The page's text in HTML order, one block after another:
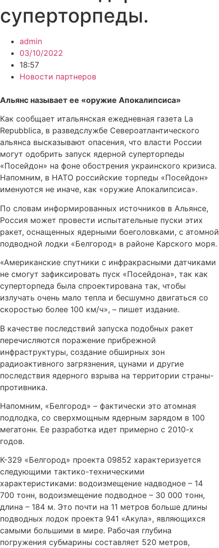
суперторпеды.
admin
03/10/2022
18:57
Новости партнеров
Альянс называет ее «оружие Апокалипсиса»
Как сообщает итальянская ежедневная газета La
Repubblica, в разведслужбе Североатлантического
альянса высказывают опасения, что власти России
могут одобрить запуск ядерной суперторпеды
«Посейдон» на фоне обострения украинского кризиса.
Напомним, в НАТО российские торпеды «Посейдон»
именуются не иначе, как «оружие Апокалипсиса».
По словам информированных источников в Альянсе,
Россия может провести испытательные пуски этих
ракет, оснащенных ядерными боеголовками, с атомной
подводной лодки «Белгород» в районе Карского моря.
«Американские спутники с инфракрасными датчиками
не смогут зафиксировать пуск «Посейдона», так как
суперторпеда была спроектирована так, чтобы
излучать очень мало тепла и бесшумно двигаться со
скоростью более 100 км/ч», – пишет издание.
В качестве последствий запуска подобных ракет
перечисляются поражение прибрежной
инфраструктуры, создание обширных зон
радиоактивного загрязнения, цунами и другие
последствия ядерного взрыва на территории страны-
противника.
Напомним, «Белгород» – фактически это атомная
подлодка, со сверхмощным ядерным зарядом в 100
мегатонн. Ее разработка идет примерно с 2010-х
годов.
К-329 «Белгород» проекта 09852 характеризуется
следующими тактико-техническими
характеристиками: водоизмещение надводное – 14
700 тонн, водоизмещение подводное – 30 000 тонн,
длина – 184 м. Это почти на 11 метров больше длины
подводных лодок проекта 941 «Акула», являющихся
самыми большими в мире. Рабочая глубина
погружения субмарины составляет 520 метров,